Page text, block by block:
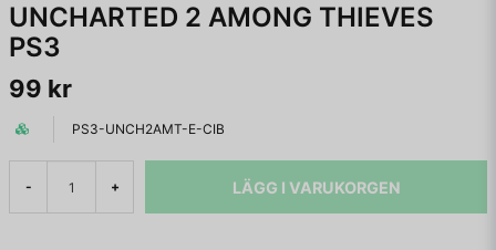
UNCHARTED 2 AMONG THIEVES
PS3
99 kr
PS3-UNCH2AMT-E-CIB
- + LÄGG I VARUKORGEN